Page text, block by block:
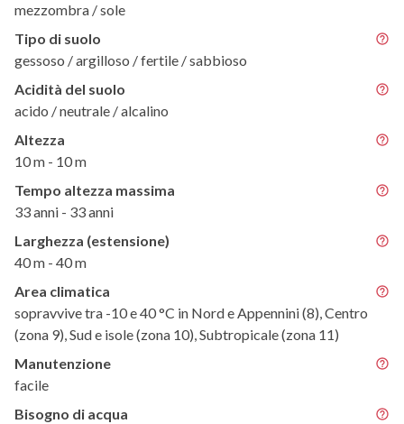
mezzombra / sole
Tipo di suolo
gessoso / argilloso / fertile / sabbioso
Acidità del suolo
acido / neutrale / alcalino
Altezza
10 m - 10 m
Tempo altezza massima
33 anni - 33 anni
Larghezza (estensione)
40 m - 40 m
Area climatica
sopravvive tra -10 e 40 °C in Nord e Appennini (8), Centro
(zona 9), Sud e isole (zona 10), Subtropicale (zona 11)
Manutenzione
facile
Bisogno di acqua